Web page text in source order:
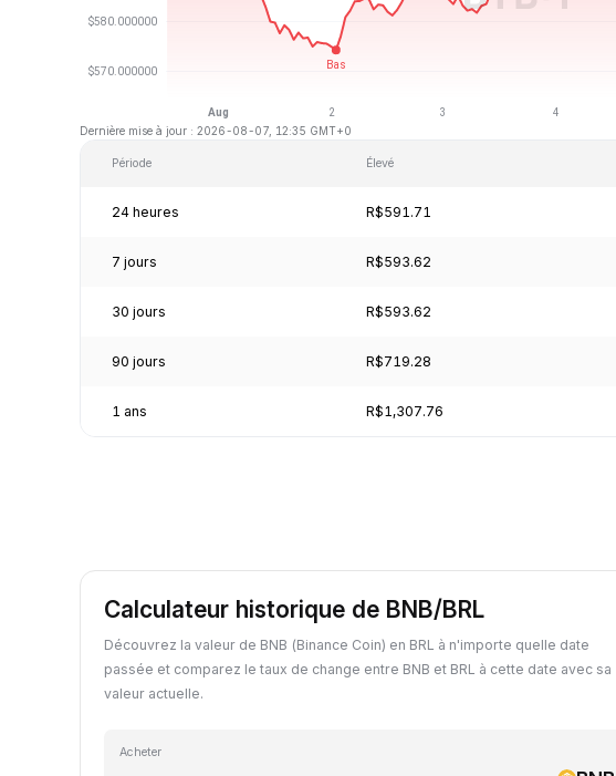
Dernière mise à jour : 2026-08-07, 12:35 GMT+0
Période Élevé
24 heures R$591.71
7 jours R$593.62
30 jours R$593.62
90 jours R$719.28
1 ans R$1,307.76
Calculateur historique de BNB/BRL
Découvrez la valeur de BNB (Binance Coin) en BRL à n'importe quelle date
passée et comparez le taux de change entre BNB et BRL à cette date avec sa
valeur actuelle.
Acheter